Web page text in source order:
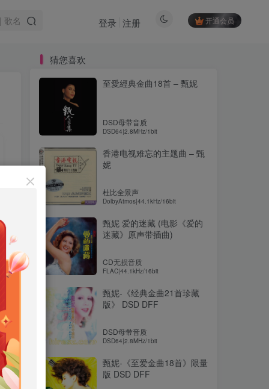
开通会员
登录 注册
猜您喜欢
至愛經典金曲18首 – 甄妮
DSD母带音质
DSD64|2.8MHz/1bit
香港电视难忘的主题曲 – 甄
妮
杜比全景声
DolbyAtmos|44.1kHz/16bit
甄妮 爱的迷藏 (电影《爱的
迷藏》原声带插曲)
CD无损音质
FLAC|44.1kHz/16bit
甄妮-《经典金曲21首珍藏
版》 DSD DFF
DSD母带音质
DSD64|2.8MHz/1bit
甄妮-《至爱金曲18首》限量
版 DSD DFF